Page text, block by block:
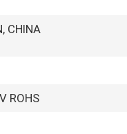
CHINA
ROHS